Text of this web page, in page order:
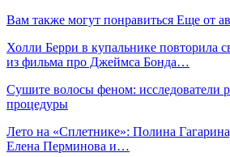
Вам также могут понравиться Еще от
Холли Берри в купальнике повторила
из фильма про Джеймса Бонда…
Сушите волосы феном: исследователи
процедуры
Лето на «Сплетнике»: Полина
Елена Перминова и…